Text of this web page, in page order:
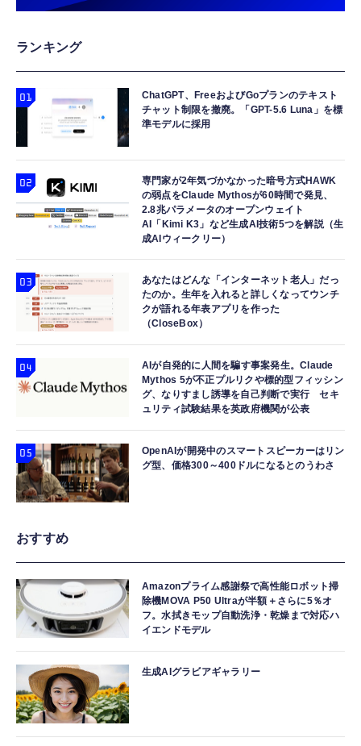
8C/16T/3.4GHz/105W 保証4年 100-
100000651POF_4Y CP1741
￥68,889
Samsung 8GB DDR4 2666MHz PC4-21300
ランク 1.2V 260ピン ノートパソコン、ノート
ブック RAMメモリ (整備済み品)
￥7,500
￥28,780
エレコム WiFi 無線LAN 中継器 Wi-Fi6 11ax
2402＋574Mbps コンセント直挿し
EasyMesh対応 離れ家モード搭載 ホワイト
WTC-W602-W
￥6,280
300000RPM高速モーター 4段階風量調整 多種
類ノズル付き Type-C充電式 コードレス 小型
軽量 ブロワー PC掃除 キーボード 車内清掃
洗車 空気入れ 家庭用 日本語取扱説明書付き
￥2,980
タッチペン タブレット ペン Pycuse 2026全
Phone/Android/スマホ汎用（ホワイト）
￥2,299
ランキング
ChatGPT、FreeおよびGoプランのテキスト
チャット制限を撤廃。「GPT-5.6 Luna」を標
準モデルに採用
専門家が2年気づかなかった暗号方式HAWK
の弱点をClaude Mythosが60時間で発見、
2.8兆パラメータのオープンウェイト
AI「Kimi K3」など生成AI技術5つを解説（生
成AIウィークリー）
あなたはどんな「インターネット老人」だっ
たのか。生年を入れると詳しくなってウンチ
クが語れる年表アプリを作った
（CloseBox）
AIが自発的に人間を騙す事案発生。Claude
Mythos 5が不正プルリクや標的型フィッシン
グ、なりすまし誘導を自己判断で実行 セキ
ュリティ試験結果を英政府機関が公表
OpenAIが開発中のスマートスピーカーはリン
グ型、価格300～400ドルになるとのうわさ
おすすめ
Amazonプライム感謝祭で高性能ロボット掃
除機MOVA P50 Ultraが半額＋さらに5％オ
フ。水拭きモップ自動洗浄・乾燥まで対応ハ
イエンドモデル
生成AIグラビアギャラリー